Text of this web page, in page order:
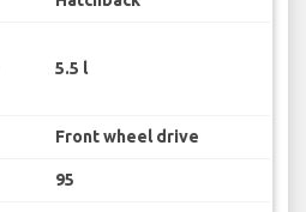
5.5 l
Front wheel drive
95